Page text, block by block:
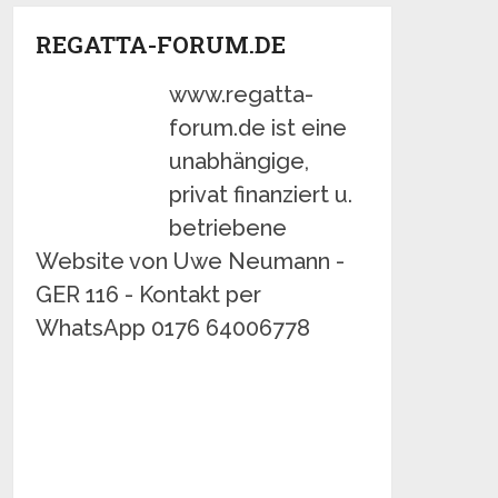
REGATTA-FORUM.DE
www.regatta-
forum.de ist eine
unabhängige,
privat finanziert u.
betriebene
Website von Uwe Neumann -
GER 116 - Kontakt per
WhatsApp 0176 64006778